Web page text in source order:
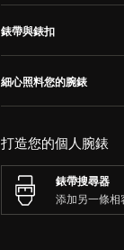
錶帶與錶扣
細心照料您的腕錶
打造您的個人腕錶
錶帶搜尋器